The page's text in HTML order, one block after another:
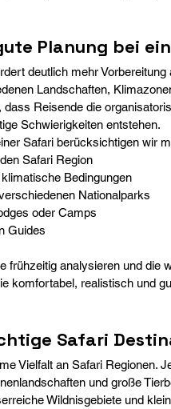
Planung bei
deutlich mehr
Landschaften,
dass Reisende die
Schwierigkeiten entstehen.
Safari berücksichtigen wir
Safari Region
Bedingungen
Nationalparks
oder Camps
Guides
frühzeitig analysieren und die
komfortabel, realistisch und
Safari
Vielfalt an Safari Regionen.
und große
Wildnisgebiete und